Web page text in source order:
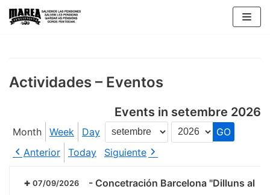
Skip
Actividades – Eventos
Events in setembre 2026
Month Week Day
Month
Year
Anterior
Today Siguiente
07/09/2026 - Concetración Barcelona "Dilluns al